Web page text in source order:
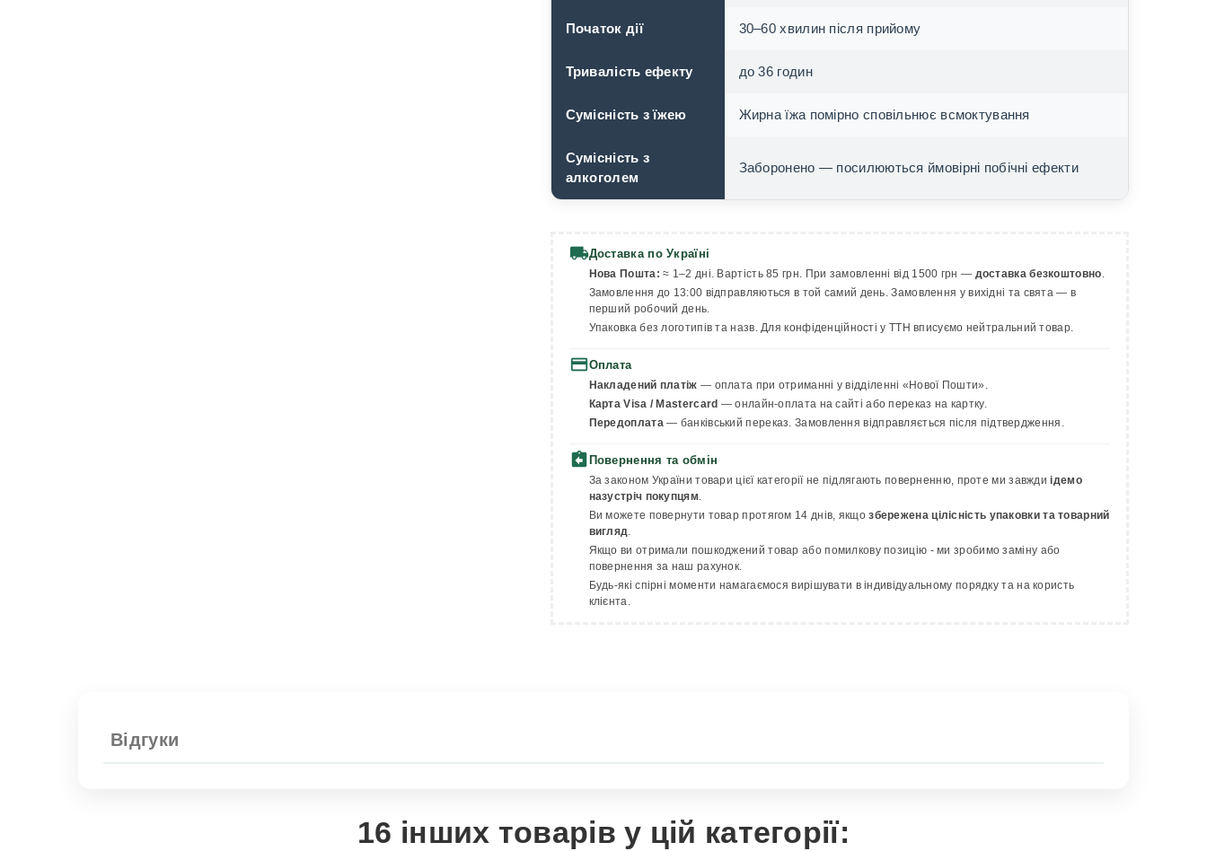
Початок дії 30–60 хвилин після прийому
Тривалість ефекту до 36 годин
Сумісність з їжею Жирна їжа помірно сповільнює всмоктування
Сумісність з
алкоголем
Заборонено — посилюються ймовірні побічні ефекти
local_shippingДоставка по Україні
Нова Пошта: ≈ 1–2 дні. Вартість 85 грн. При замовленні від 1500 грн — доставка безкоштовно.
Замовлення до 13:00 відправляються в той самий день. Замовлення у вихідні та свята — в
перший робочий день.
Упаковка без логотипів та назв. Для конфіденційності у ТТН вписуємо нейтральний товар.
paymentОплата
Накладений платіж — оплата при отриманні у відділенні «Нової Пошти».
Карта Visa / Mastercard — онлайн-оплата на сайті або переказ на картку.
Передоплата— банківський переказ. Замовлення відправляється після підтвердження.
assignment_return Повернення та обмін
За законом України товари цієї категорії не підлягають поверненню, проте ми завждиідемо
назустріч покупцям.
Ви можете повернути товар протягом 14 днів, якщозбережена цілісність упаковки та товарний
вигляд.
Якщо ви отримали пошкоджений товар або помилкову позицію - ми зробимо заміну або
повернення за наш рахунок.
Будь-які спірні моменти намагаємося вирішувати в індивідуальному порядку та на користь
клієнта.
Відгуки
16 інших товарів у цій категорії: